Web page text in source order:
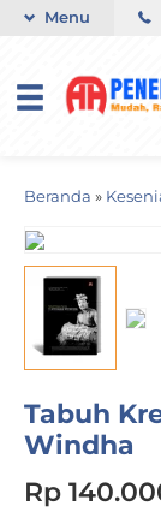
Menu
Beranda »
Tabuh
Windha
Rp